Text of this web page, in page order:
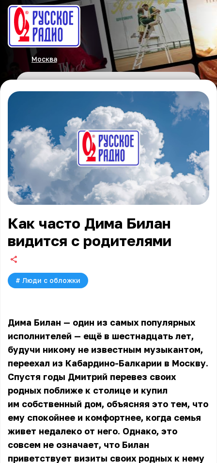
Москва
Как часто Дима Билан
видится с родителями
# Люди с обложки
Дима Билан — один из самых популярных
исполнителей — ещё в шестнадцать лет,
будучи никому не известным музыкантом,
переехал из Кабардино-Балкарии в Москву.
Спустя годы Дмитрий перевез своих
родных поближе к столице и купил
им собственный дом, объясняя это тем, что
ему спокойнее и комфортнее, когда семья
живет недалеко от него. Однако, это
совсем не означает, что Билан
приветствует визиты своих родных к нему